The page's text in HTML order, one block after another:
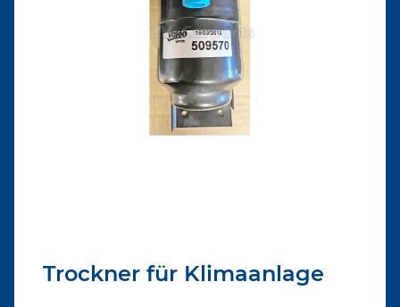
Trockner für Klimaanlage